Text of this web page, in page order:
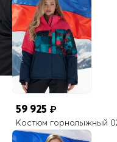
59 925 ₽
Костюм горнолыжный